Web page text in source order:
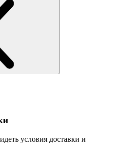
условия доставки и